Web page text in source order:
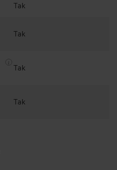
Tak
Tak
Tak
Tak